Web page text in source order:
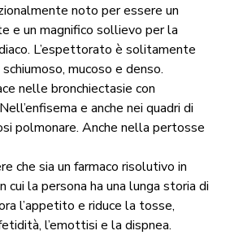
noto per essere un
e un magnifico sollievo per la
L’espettorato è solitamente
mucoso e denso.
nelle bronchiectasie con
e anche nei quadri di
polmonare. Anche nella pertosse
che sia un farmaco risolutivo in
cui la persona ha una lunga storia di
l’appetito e riduce la tosse,
l’emottisi e la dispnea.